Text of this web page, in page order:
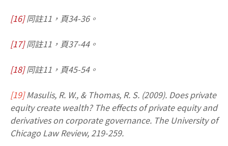
[16] 同註11，頁34-36。
[17] 同註11，頁37-44。
[18] 同註11，頁45-54。
[19]Masulis, R. W., & Thomas, R. S. (2009). Does private
equity create wealth? The effects of private equity and
derivatives on corporate governance. The University of
Chicago Law Review, 219-259.